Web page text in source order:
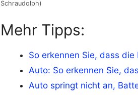
Schraudolph)
Mehr Tipps:
So erkennen Sie, dass
Auto: So erkennen Sie,
Auto springt nicht an,